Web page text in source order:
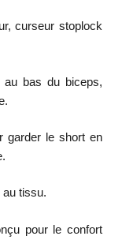
curseur stoplock
au bas du biceps,
garder le short en
au tissu.
pour le confort